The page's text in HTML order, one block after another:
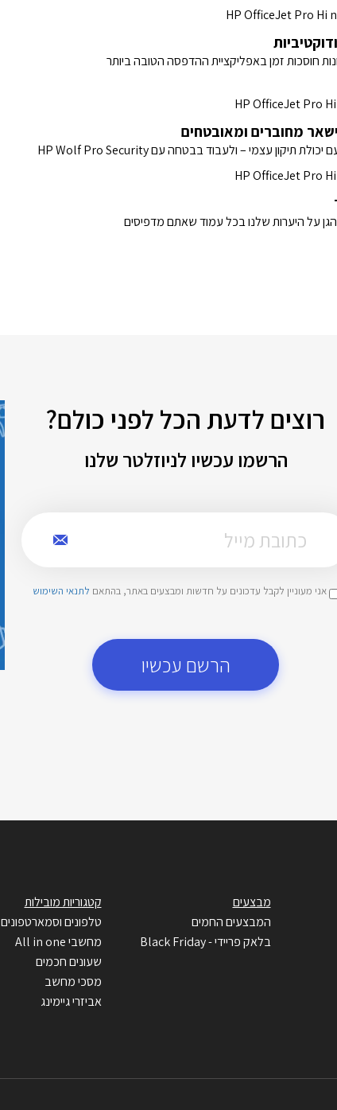
מחוברים ומאובטחים
רוצים לדעת הכל לפני כולם?
הרשמו עכשיו לניוזלטר שלנו
אני מעוניין לקבל עדכונים על חדשות ומבצעים באתר, בהתאם לתנאי השימוש
הרשם עכשיו
מבצעים
המבצעים החמים
בלאק פריידי - Black Friday
קטגוריות מובילות
טלפונים וסמארטפונים
מחשבי All in one
שעונים חכמים
מסכי מחשב
אביזרי גיימינג